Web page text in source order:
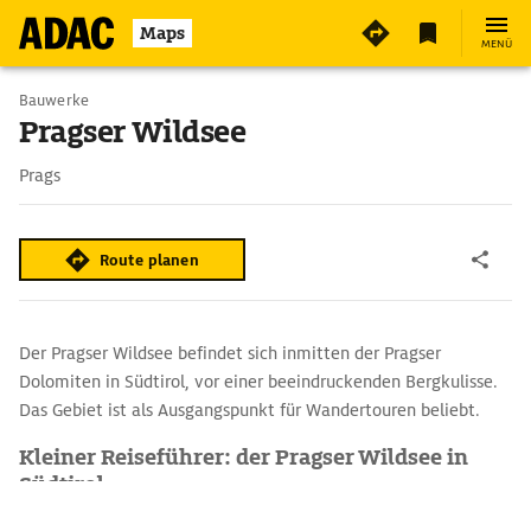
Maps MENÜ
Bauwerke
Pragser Wildsee
Prags
Route planen
Der Pragser Wildsee befindet sich inmitten der Pragser
Dolomiten in Südtirol, vor einer beeindruckenden Bergkulisse.
Das Gebiet ist als Ausgangspunkt für Wandertouren beliebt.
Kleiner Reiseführer: der Pragser Wildsee in
Südtirol